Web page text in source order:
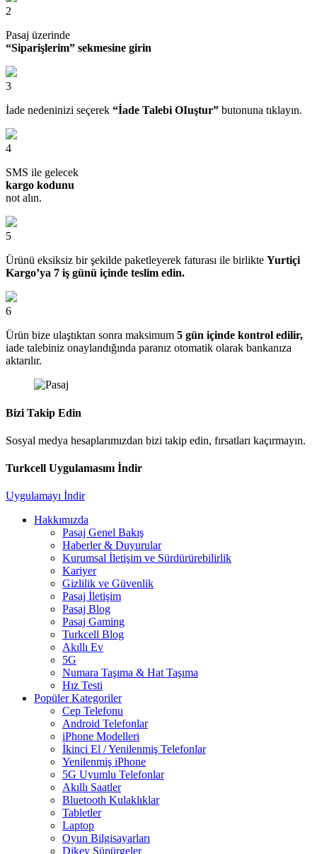
2
Pasaj üzerinde
“Siparişlerim” sekmesine girin
3
İade nedeninizi seçerek “İade Talebi OIuştur” butonuna tıklayın.
4
SMS ile gelecek
kargo kodunu
not alın.
5
Ürünü eksiksiz bir şekilde paketleyerek faturası ile birlikte Yurtiçi
Kargo’ya 7 iş günü içinde teslim edin.
6
Ürün bize ulaştıktan sonra maksimum 5 gün içinde kontrol edilir,
iade talebiniz onaylandığında paranız otomatik olarak bankanıza
aktarılır.
Bizi Takip Edin
Sosyal medya hesaplarımızdan bizi takip edin, fırsatları kaçırmayın.
Turkcell Uygulamasını İndir
Uygulamayı İndir
Hakkımızda
Pasaj Genel Bakış
Haberler & Duyurular
Kurumsal İletişim ve Sürdürürebilirlik
Kariyer
Gizlilik ve Güvenlik
Pasaj İletişim
Pasaj Blog
Pasaj Gaming
Turkcell Blog
Akıllı Ev
5G
Numara Taşıma & Hat Taşıma
Hız Testi
Popüler Kategoriler
Cep Telefonu
Android Telefonlar
iPhone Modelleri
İkinci El / Yenilenmiş Telefonlar
Yenilenmiş iPhone
5G Uyumlu Telefonlar
Akıllı Saatler
Bluetooth Kulaklıklar
Tabletler
Laptop
Oyun Bilgisayarları
Dikey Süpürgeler